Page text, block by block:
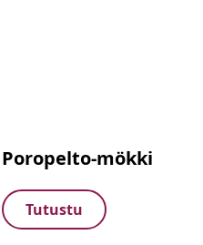
Poropelto-mökki
Tutustu